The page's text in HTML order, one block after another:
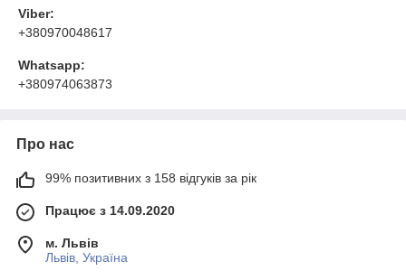
Viber:
+380970048617
Whatsapp:
+380974063873
Про нас
99% позитивних з 158 відгуків за рік
Працює з 14.09.2020
м. Львів
Львів, Україна